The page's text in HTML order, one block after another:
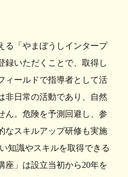
る「やまぼうしインタープ
録いただくことで、取得し
ィールドで指導者として活
非日常の活動であり、自然
ん。危険を予測回避し、参
なスキルアップ研修も実施
知識やスキルを取得できる
座」は設立当初から20年を